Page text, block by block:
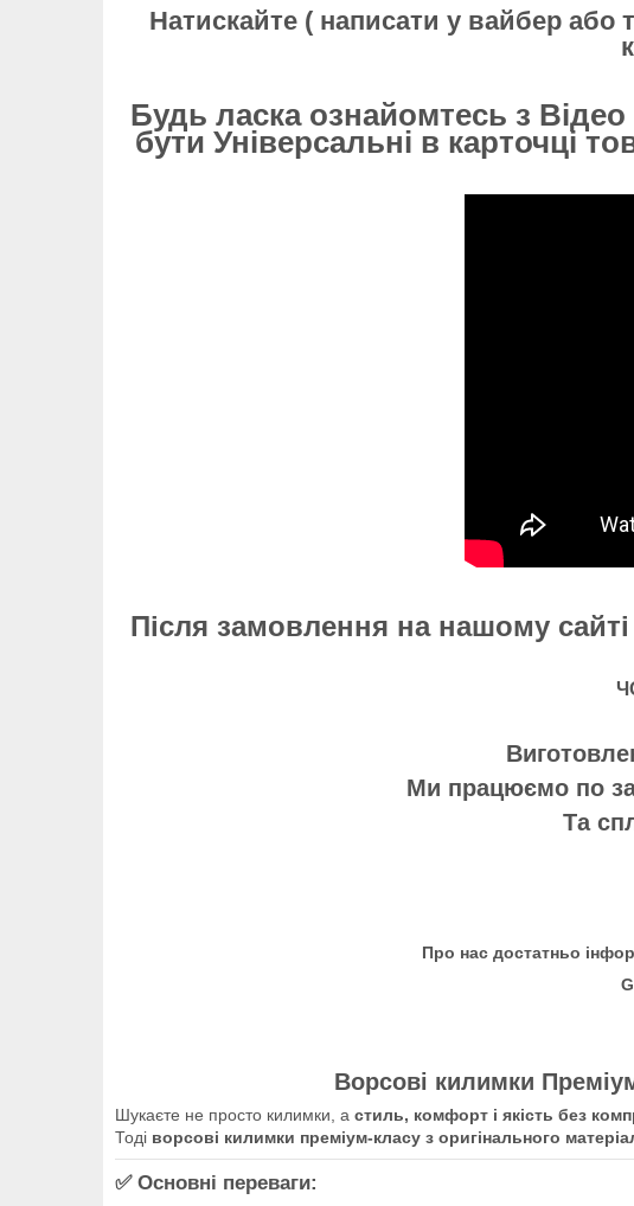
Натискайте ( написати у вайбер
Будь ласка ознайомтесь з
бути Універсальні в карточці
Після замовлення на нашому
Ми працюємо по
Та
Про нас достатньо
Ворсові килимки
Шукаєте не просто килимки, а стиль, комфорт і якість без
Тоді ворсові килимки преміум-класу з оригінального
✅ Основні переваги: